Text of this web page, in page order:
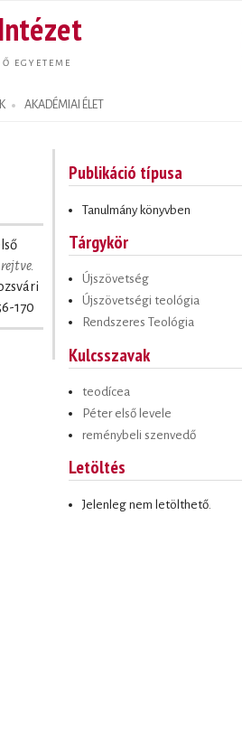
EGYETEME
AKADÉMIAI ÉLET
170
Publikáció típusa
Tanulmány könyvben
Tárgykör
Újszövetség
Újszövetségi teológia
Rendszeres Teológia
Kulcsszavak
teodícea
Péter első levele
reménybeli szenvedő
Letöltés
Jelenleg nem letölthető.